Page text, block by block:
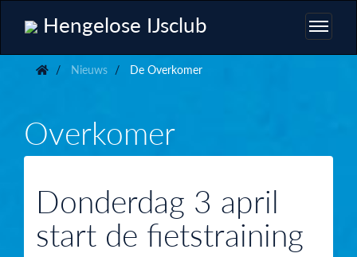
Hengelose IJsclub
Nieuws De Overkomer
Overkomer
Donderdag 3 april
start de fietstraining